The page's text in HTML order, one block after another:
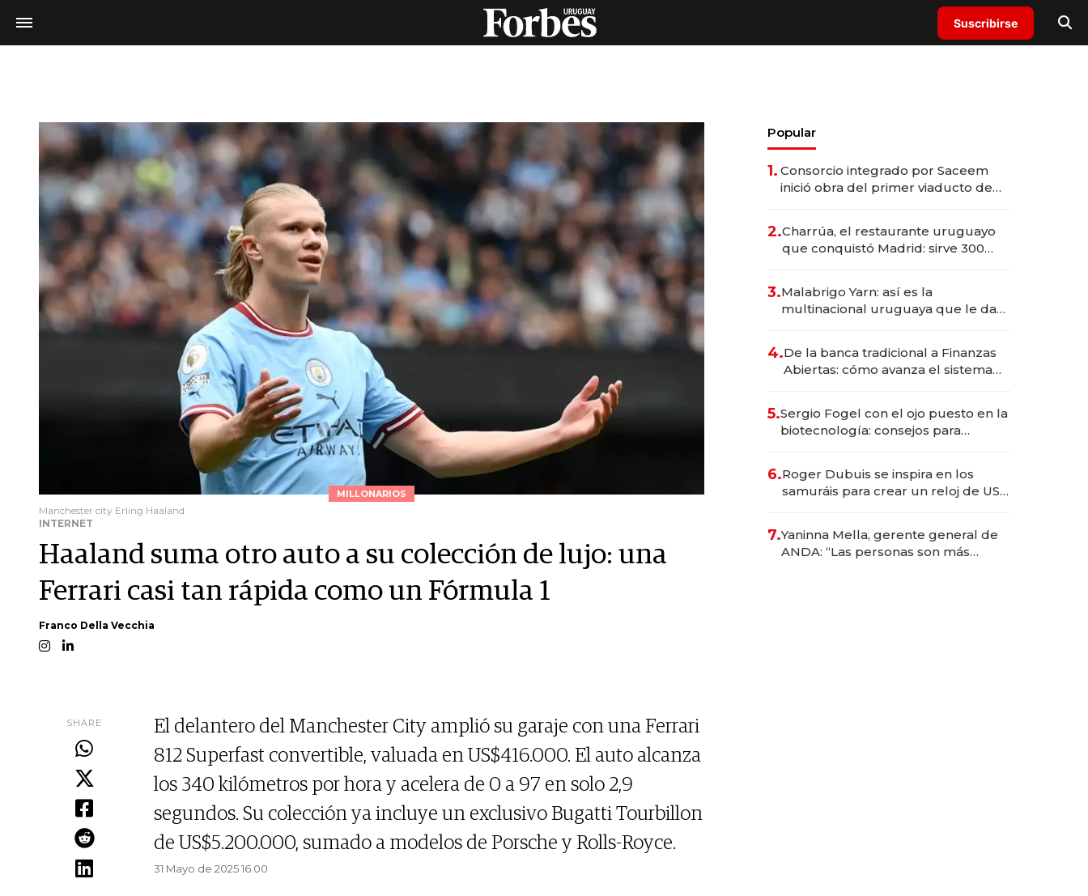
Suscribirse
MILLONARIOS
Manchester city Erling Haaland
INTERNET
Haaland suma otro auto a su colección de lujo: una
Ferrari casi tan rápida como un Fórmula 1
Franco Della Vecchia
SHARE
El delantero del Manchester City amplió su garaje con una Ferrari
812 Superfast convertible, valuada en US$416.000. El auto alcanza
los 340 kilómetros por hora y acelera de 0 a 97 en solo 2,9
segundos. Su colección ya incluye un exclusivo Bugatti Tourbillon
de US$5.200.000, sumado a modelos de Porsche y Rolls-Royce.
31 Mayo de 2025 16.00
Popular
1. Consorcio integrado por Saceem
inició obra del primer viaducto de
millones
2.Charrúa, el restaurante uruguayo
que conquistó Madrid: sirve 300
prepara apertura
3.Malabrigo Yarn: así es la
multinacional uruguaya que le da
4.De la banca tradicional a Finanzas
Abiertas: cómo avanza el sistema
5.Sergio Fogel con el ojo puesto en la
biotecnología: consejos para
6.Roger Dubuis se inspira en los
samuráis para crear un reloj de US$
7.Yaninna Mella, gerente general de
ANDA: “Las personas son más